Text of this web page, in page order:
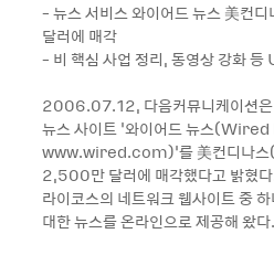
- 뉴스 서비스 와이어드 뉴스 美컨
달러에 매각
- 비 핵심 사업 정리, 동영상 강화 등
2006.07.12, 다음커뮤니케이션은
뉴스 사이트 ‘와이어드 뉴스
www.wired.com)’를 美컨디나
2,500만 달러에 매각했다고 밝혔다
라이코스의 네트워크 웹사이트 중
대한 뉴스를 온라인으로 제공해 왔다.